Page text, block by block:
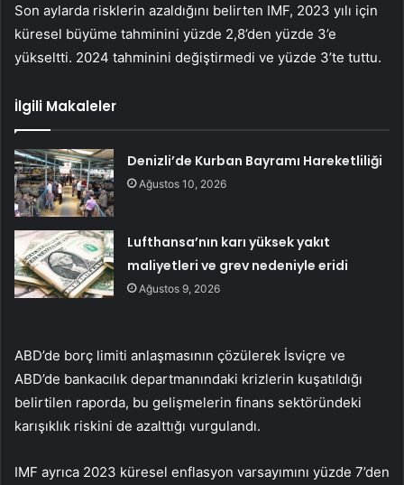
Son aylarda risklerin azaldığını belirten IMF, 2023 yılı için
küresel büyüme tahminini yüzde 2,8’den yüzde 3’e
yükseltti. 2024 tahminini değiştirmedi ve yüzde 3’te tuttu.
İlgili Makaleler
Denizli’de Kurban Bayramı Hareketliliği
Ağustos 10, 2026
Lufthansa’nın karı yüksek yakıt
maliyetleri ve grev nedeniyle eridi
Ağustos 9, 2026
ABD’de borç limiti anlaşmasının çözülerek İsviçre ve
ABD’de bankacılık departmanındaki krizlerin kuşatıldığı
belirtilen raporda, bu gelişmelerin finans sektöründeki
karışıklık riskini de azalttığı vurgulandı.
IMF ayrıca 2023 küresel enflasyon varsayımını yüzde 7’den